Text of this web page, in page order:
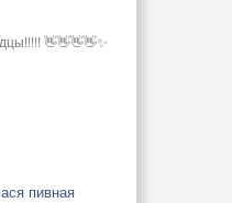
👋👋👋👋✨
пивная